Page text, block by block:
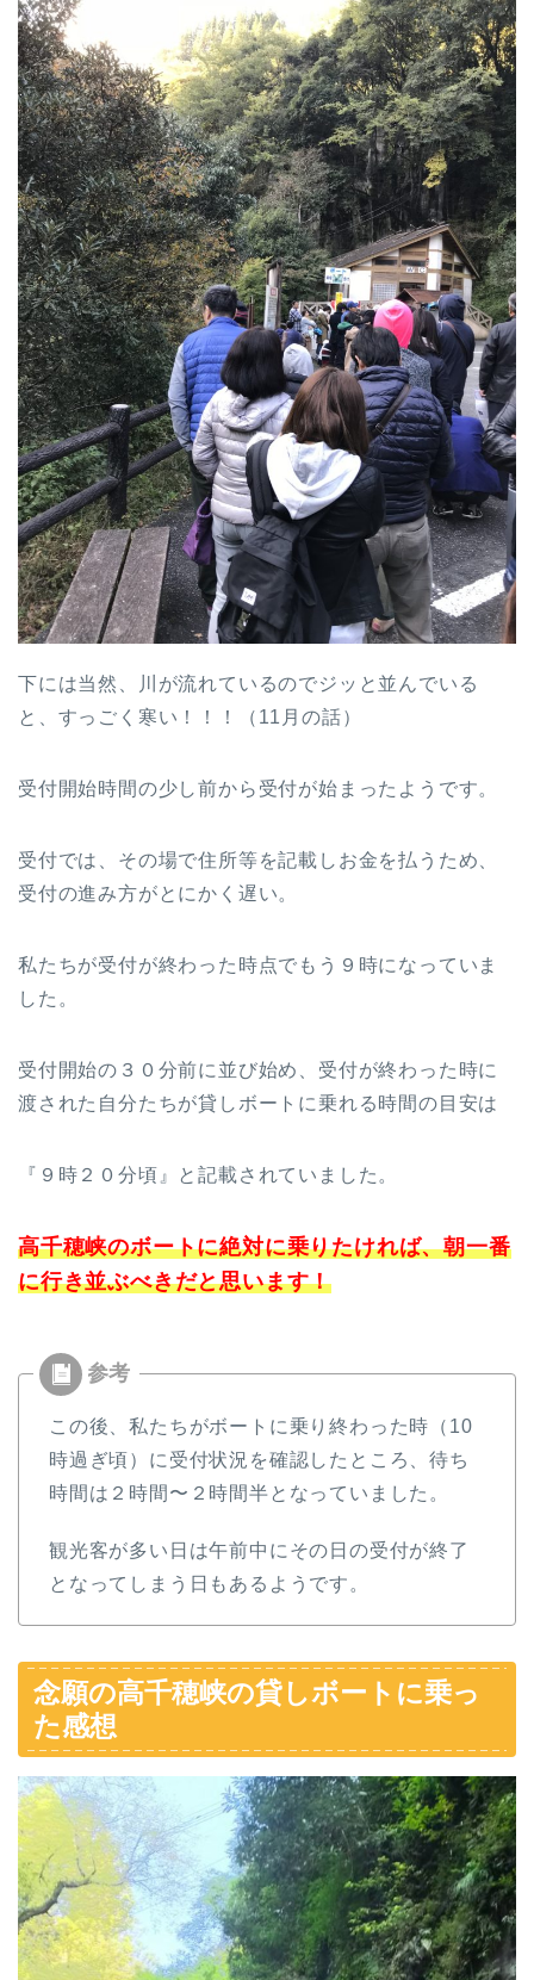
下には当然、川が流れているのでジッと並んでいる
と、すっごく寒い！！！（11月の話）
受付開始時間の少し前から受付が始まったようです。
受付では、その場で住所等を記載しお金を払うため、
受付の進み方がとにかく遅い。
私たちが受付が終わった時点でもう９時になっていま
した。
受付開始の３０分前に並び始め、受付が終わった時に
渡された自分たちが貸しボートに乗れる時間の目安は
『９時２０分頃』と記載されていました。
高千穂峡のボートに絶対に乗りたければ、朝一番
に行き並ぶべきだと思います！
この後、私たちがボートに乗り終わった時（10
時過ぎ頃）に受付状況を確認したところ、待ち
時間は２時間〜２時間半となっていました。
観光客が多い日は午前中にその日の受付が終了
となってしまう日もあるようです。
念願の高千穂峡の貸しボートに乗っ
た感想